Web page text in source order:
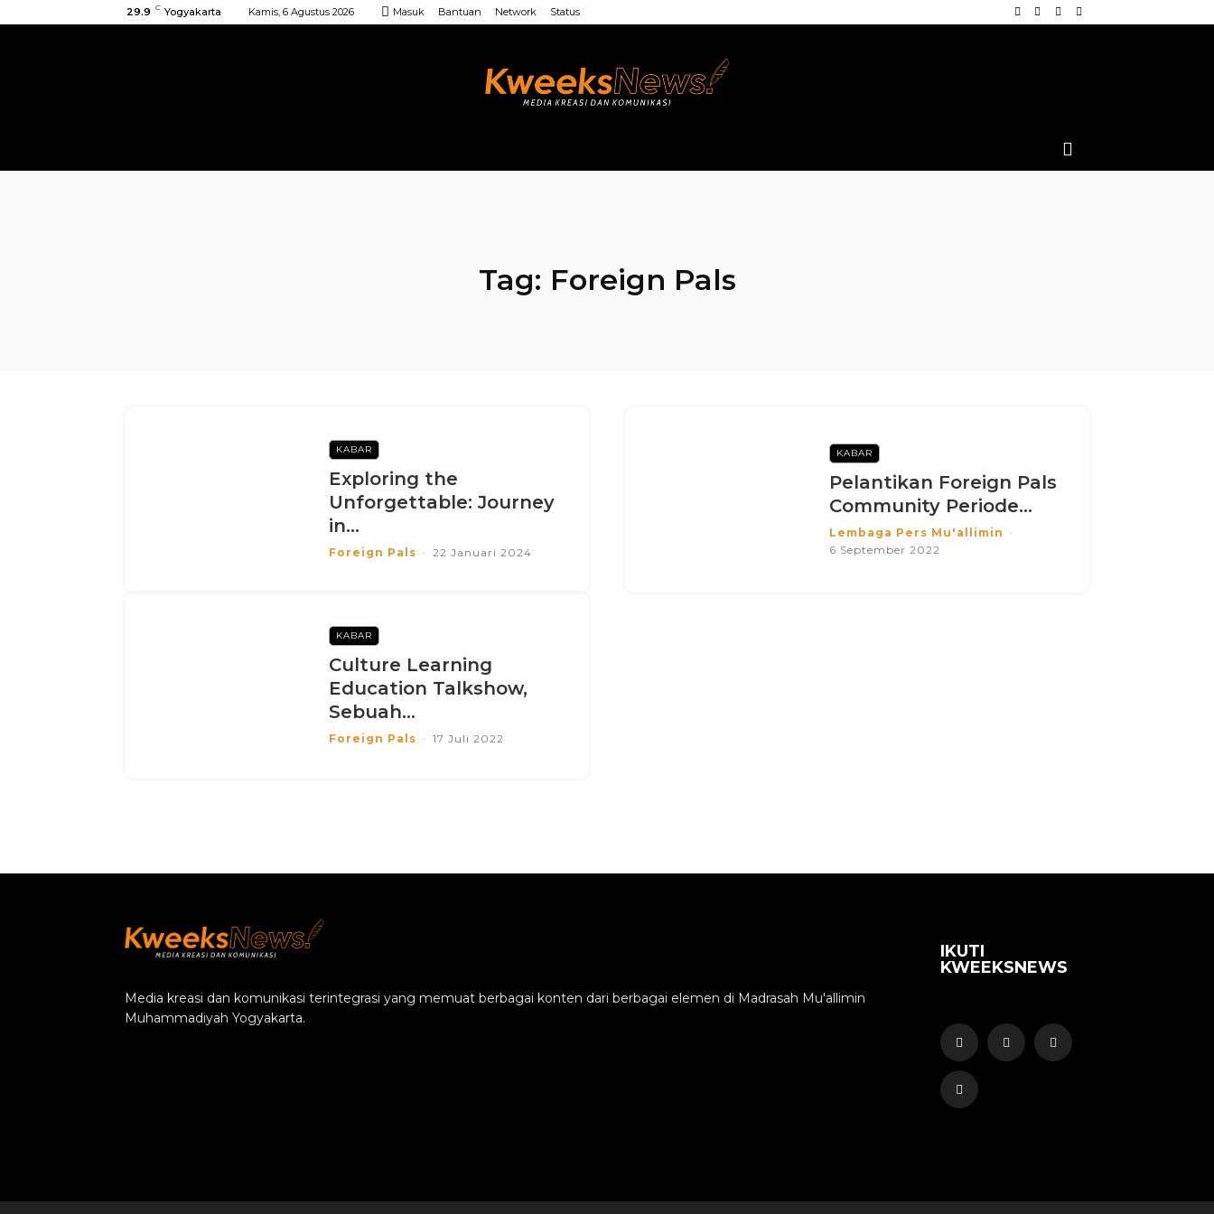
29.9 C Yogyakarta Kamis, 6 Agustus 2026 Masuk Bantuan Network Status
Tag: Foreign Pals
KABAR
Exploring the
Unforgettable: Journey
in...
Foreign Pals - 22 Januari 2024
KABAR
Pelantikan Foreign Pals
Community Periode...
Lembaga Pers Mu'allimin -
6 September 2022
KABAR
Culture Learning
Education Talkshow,
Sebuah...
Foreign Pals - 17 Juli 2022
Media kreasi dan komunikasi terintegrasi yang memuat berbagai konten dari berbagai elemen di Madrasah Mu'allimin
Muhammadiyah Yogyakarta.
IKUTI
KWEEKSNEWS